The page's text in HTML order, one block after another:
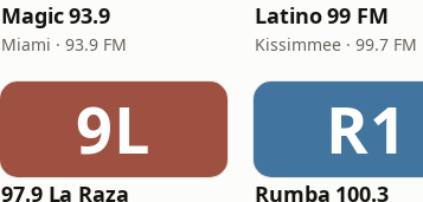
Magic 93.9
Miami · 93.9 FM
Latino 99 FM
Kissimmee · 99.7 FM
9L
97.9 La Raza
R1
Rumba 100.3